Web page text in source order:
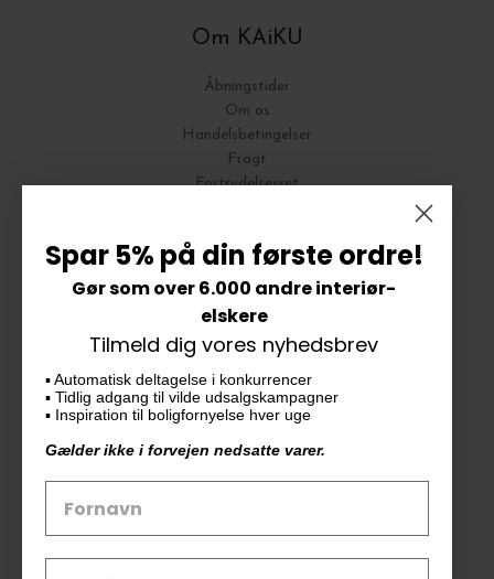
Om KAiKU
Åbningstider
Om os
Handelsbetingelser
Fragt
Fortrydelsesret
Vores butik
KAiKU ApS
Langdalsvej 46, bygning 7
8220 Brabrand
Tlf. 33 11 19 07
CVR-nr. 30715349
Spar 5% på din første ordre!
Gør som over 6.000 andre interiør-
elskere
Tilmeld dig vores nyhedsbrev
▪️ Automatisk deltagelse i konkurrencer
▪️ Tidlig adgang til vilde udsalgskampagner
▪️ Inspiration til boligfornyelse hver uge
Gælder ikke i forvejen nedsatte varer.